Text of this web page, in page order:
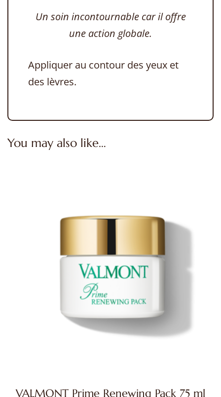
Un soin incontournable car il offre
une action globale.
Appliquer au contour des yeux et
des lèvres.
You may also like…
VALMONT Prime Renewing Pack 75 ml